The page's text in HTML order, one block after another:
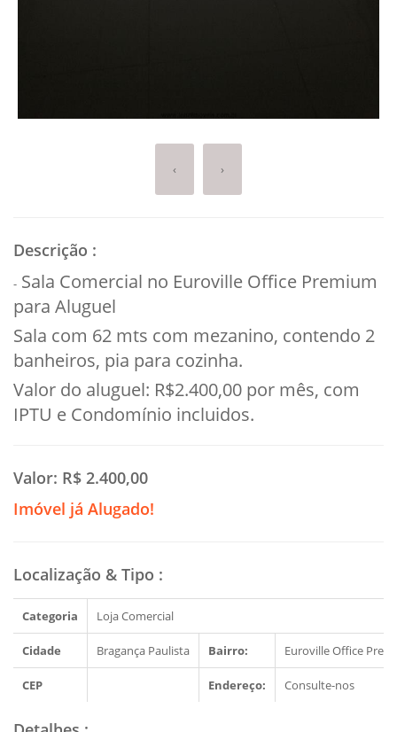
‹ ›
Descrição :
- Sala Comercial no Euroville Office Premium
para Aluguel
Sala com 62 mts com mezanino, contendo 2
banheiros, pia para cozinha.
Valor do aluguel: R$2.400,00 por mês, com
IPTU e Condomínio incluidos.
Valor: R$ 2.400,00
Imóvel já Alugado!
Localização & Tipo :
Categoria Loja Comercial
Cidade Bragança Paulista Bairro: Euroville Office
CEP Endereço: Consulte-nos